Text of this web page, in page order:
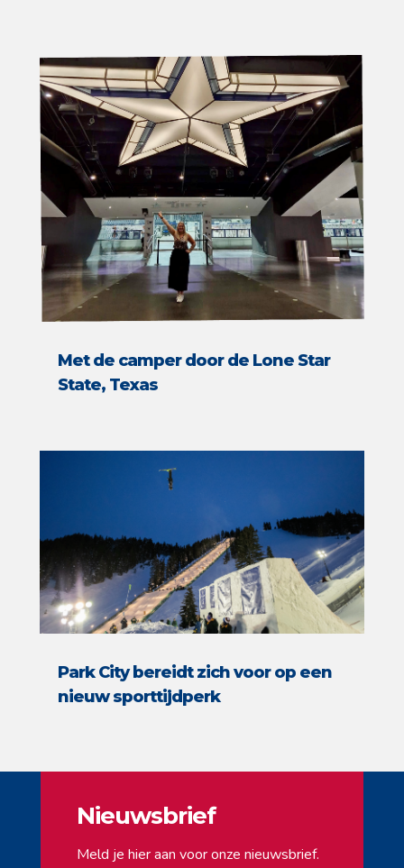
Met de camper door de Lone Star
State, Texas
Park City bereidt zich voor op een
nieuw sporttijdperk
Nieuwsbrief
Meld je hier aan voor onze nieuwsbrief.